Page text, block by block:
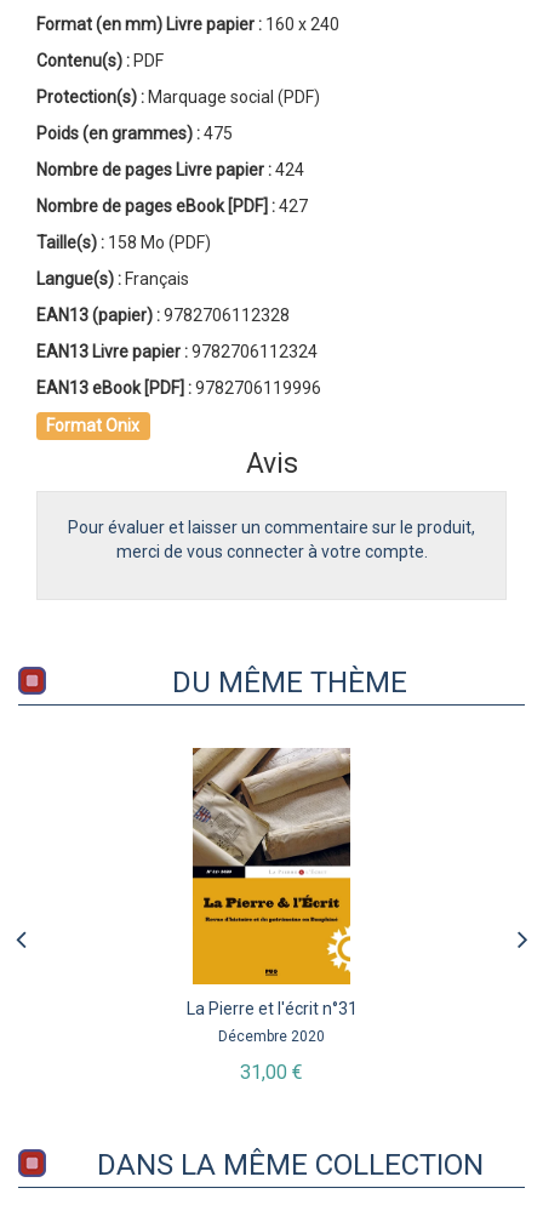
Format (en mm) Livre papier : 160 x 240
Contenu(s) : PDF
Protection(s) : Marquage social (PDF)
Poids (en grammes) :475
Nombre de pages Livre papier :424
Nombre de pageseBook [PDF] :427
Taille(s) : 158 Mo (PDF)
Langue(s) : Français
EAN13 (papier) :9782706112328
EAN13 Livre papier :9782706112324
EAN13 eBook [PDF] :9782706119996
Format Onix
Avis
Pour évaluer et laisser un commentaire sur le produit,
merci de vous connecter à votre compte.
DU MÊME THÈME
La Pierre et l'écrit n°31
Décembre 2020
31,00 €
DANS LA MÊME COLLECTION